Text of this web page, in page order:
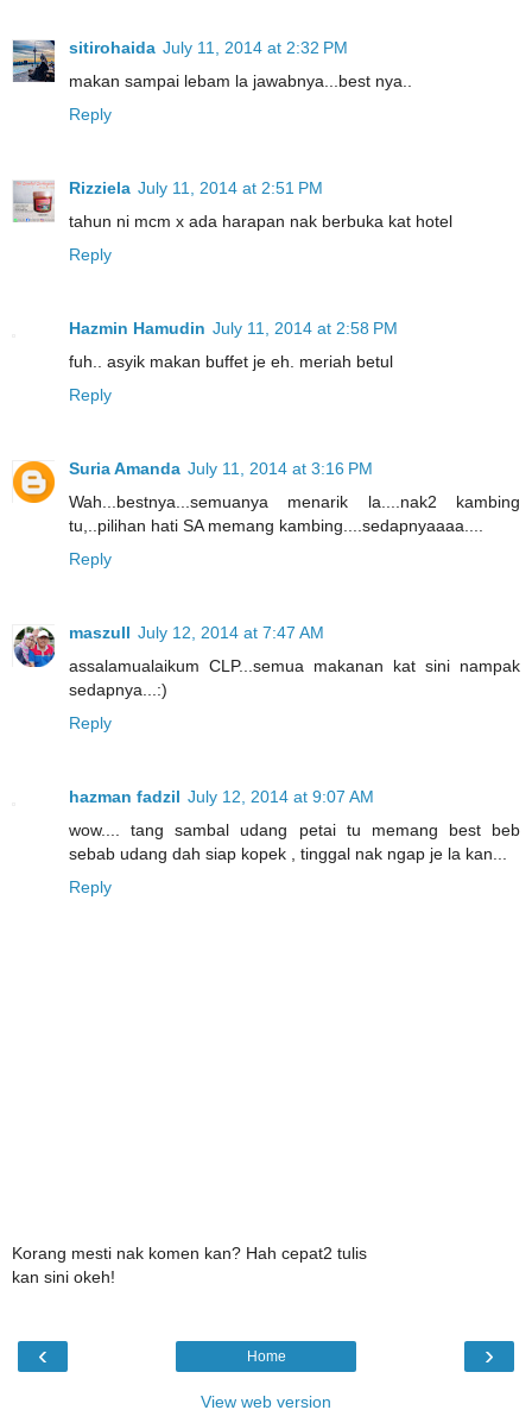
sitirohaida July 11, 2014 at 2:32 PM
makan sampai lebam la jawabnya...best nya..
Reply
Rizziela July 11, 2014 at 2:51 PM
tahun ni mcm x ada harapan nak berbuka kat hotel
Reply
Hazmin Hamudin July 11, 2014 at 2:58 PM
fuh.. asyik makan buffet je eh. meriah betul
Reply
Suria Amanda July 11, 2014 at 3:16 PM
Wah...bestnya...semuanya menarik la....nak2 kambing
tu,..pilihan hati SA memang kambing....sedapnyaaaa....
Reply
maszull July 12, 2014 at 7:47 AM
assalamualaikum CLP...semua makanan kat sini nampak
sedapnya...:)
Reply
hazman fadzil July 12, 2014 at 9:07 AM
wow.... tang sambal udang petai tu memang best beb
sebab udang dah siap kopek , tinggal nak ngap je la kan...
Reply
Korang mesti nak komen kan? Hah cepat2 tulis
kan sini okeh!
‹ ›
Home
View web version